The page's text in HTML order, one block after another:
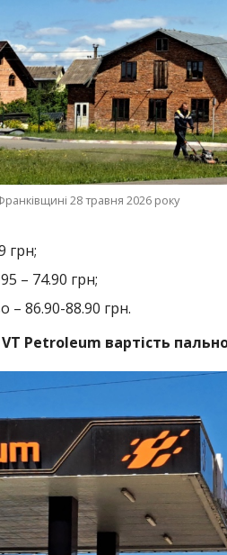
28 травня 2026 року
грн;
– 74.90 грн;
– 86.90-88.90 грн.
Petroleum вартість